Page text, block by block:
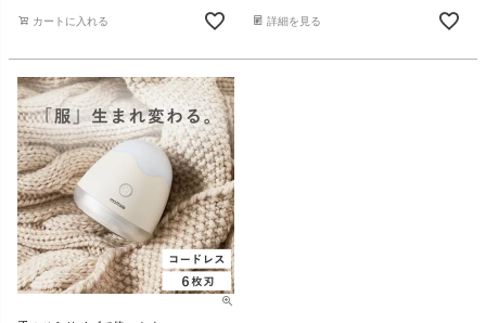
カートに入れる 詳細を見る